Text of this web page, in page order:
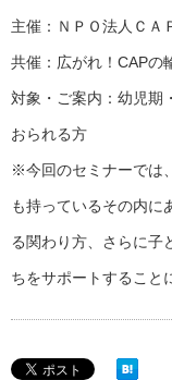
主催：ＮＰＯ法人ＣＡ
共催：広がれ！CAPの
対象・ご案内：幼児期
おられる方
※今回のセミナーでは
も持っているその内に
る関わり方、さらに子
ちをサポートすること